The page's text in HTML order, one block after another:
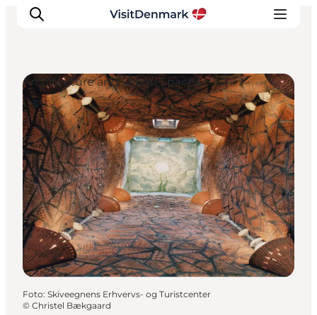
Ispirazioni
Dove andare
Cosa fare
Dove dormire
Pianifica il viaggio
Architecture and Urban Spaces
Foto: Skiveegnens Erhvervs- og Turistcenter
© Christel Bækgaard